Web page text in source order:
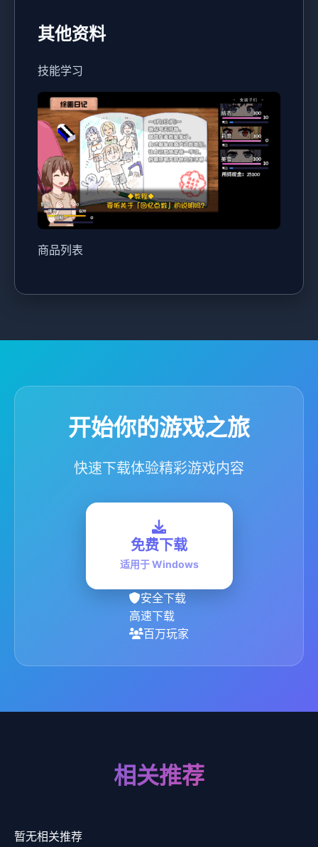
其他资料
技能学习
商品列表
开始你的游戏之旅
快速下载体验精彩游戏内容
免费下载
适用于 Windows
安全下载
高速下载
百万玩家
相关推荐
暂无相关推荐